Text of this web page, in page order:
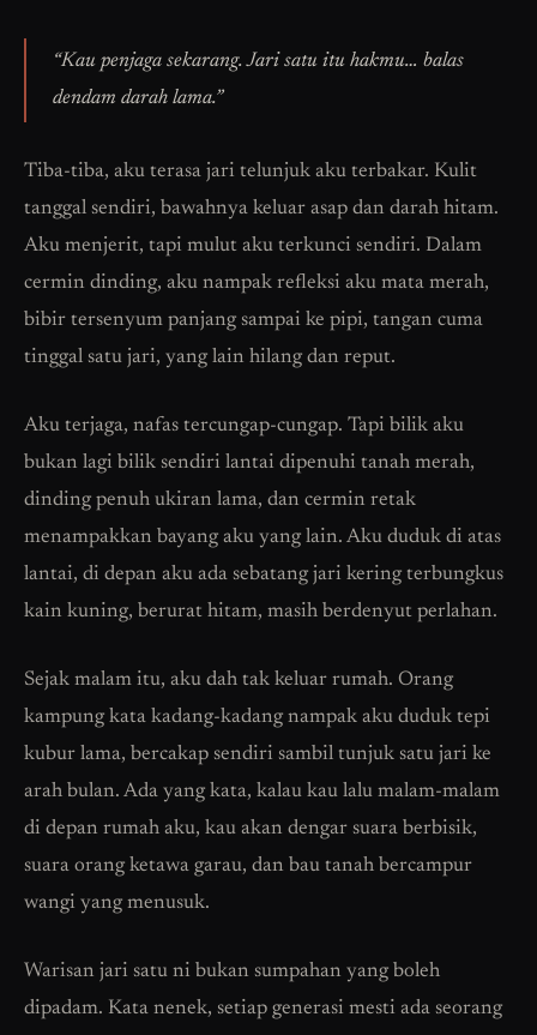
“Kau penjaga sekarang. Jari satu itu hakmu… balas
dendam darah lama.”
Tiba-tiba, aku terasa jari telunjuk aku terbakar. Kulit
tanggal sendiri, bawahnya keluar asap dan darah hitam.
Aku menjerit, tapi mulut aku terkunci sendiri. Dalam
cermin dinding, aku nampak refleksi aku mata merah,
bibir tersenyum panjang sampai ke pipi, tangan cuma
tinggal satu jari, yang lain hilang dan reput.
Aku terjaga, nafas tercungap-cungap. Tapi bilik aku
bukan lagi bilik sendiri lantai dipenuhi tanah merah,
dinding penuh ukiran lama, dan cermin retak
menampakkan bayang aku yang lain. Aku duduk di atas
lantai, di depan aku ada sebatang jari kering terbungkus
kain kuning, berurat hitam, masih berdenyut perlahan.
Sejak malam itu, aku dah tak keluar rumah. Orang
kampung kata kadang-kadang nampak aku duduk tepi
kubur lama, bercakap sendiri sambil tunjuk satu jari ke
arah bulan. Ada yang kata, kalau kau lalu malam-malam
di depan rumah aku, kau akan dengar suara berbisik,
suara orang ketawa garau, dan bau tanah bercampur
wangi yang menusuk.
Warisan jari satu ni bukan sumpahan yang boleh
dipadam. Kata nenek, setiap generasi mesti ada seorang